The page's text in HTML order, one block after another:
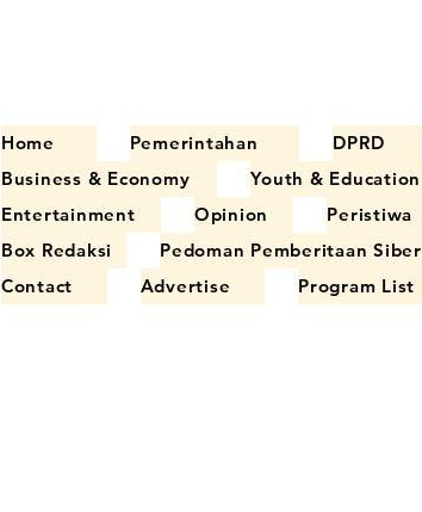
Home Pemerintahan DPRD
Business & Economy
Youth & Education
Entertainment
Opinion Peristiwa
Box Redaksi
Pedoman Pemberitaan Siber
Contact
Advertise Program List